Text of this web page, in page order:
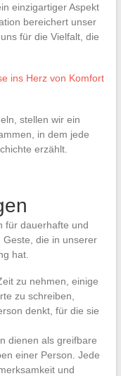
einzigartiger Aspekt
bereichert unser
für die Vielfalt, die
ins Herz von Komfort
stellen wir ein
in dem jede
erzählt.
für dauerhafte und
die in unserer
hat.
zu nehmen, einige
zu schreiben,
denkt, für die sie
dienen als greifbare
einer Person. Jede
und